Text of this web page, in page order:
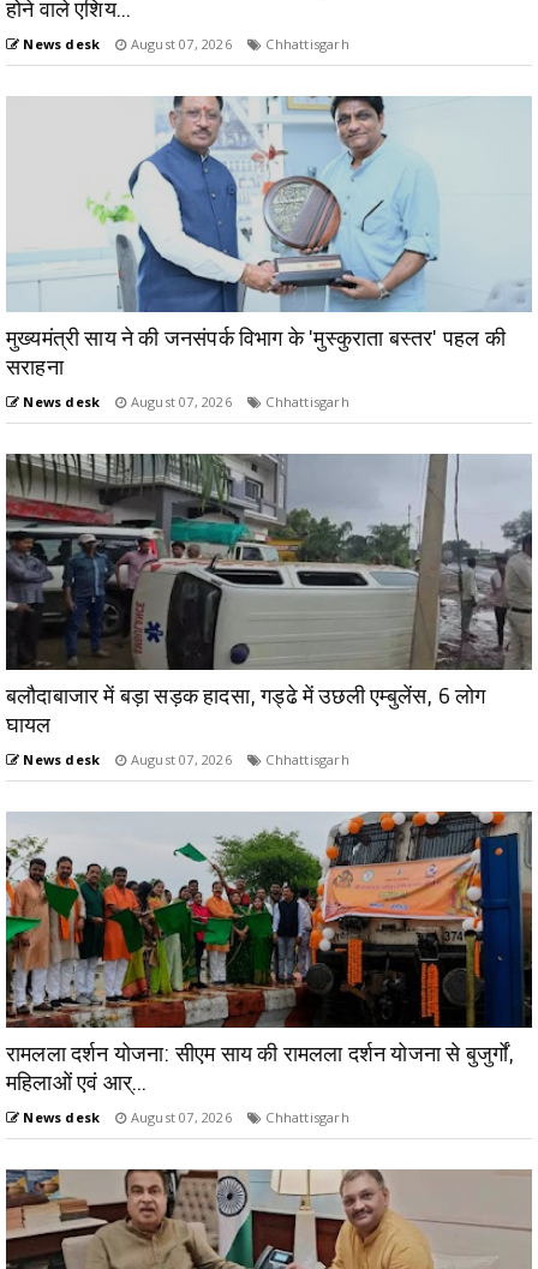
होने वाले एशिय...
News desk August 07, 2026 Chhattisgarh
मुख्यमंत्री साय ने की जनसंपर्क विभाग के 'मुस्कुराता बस्तर' पहल की
सराहना
News desk August 07, 2026 Chhattisgarh
बलौदाबाजार में बड़ा सड़क हादसा, गड्ढे में उछली एम्बुलेंस, 6 लोग
घायल
News desk August 07, 2026 Chhattisgarh
रामलला दर्शन योजना: सीएम साय की रामलला दर्शन योजना से बुजुर्गों,
महिलाओं एवं आर्...
News desk August 07, 2026 Chhattisgarh